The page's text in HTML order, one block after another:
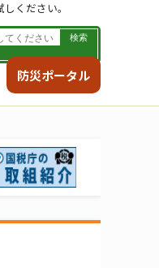
防災ポータル
ください。